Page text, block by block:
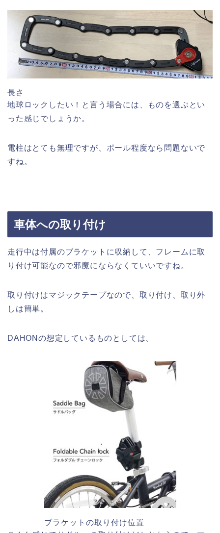
長さ
地球ロックしたい！と言う場合には、ものを選ぶとい
った感じでしょうか。
電柱はとても無理ですが、ポール程度なら問題ないで
すね。
車体への取り付け
走行中は付属のブラケットに収納して、フレームに取
り付け可能なので邪魔にならなくていいですね。
取り付けはマジックテープなので、取り付け、取り外
しは簡単。
DAHONの想定しているものとしては、
ブラケットの取り付け位置